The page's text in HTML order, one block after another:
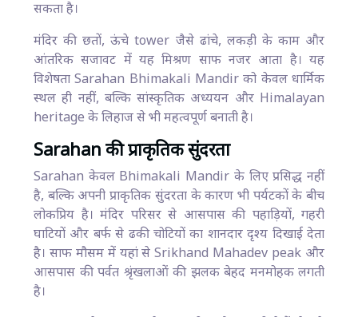
सकता है।
मंदिर की छतों, ऊंचे tower जैसे ढांचे, लकड़ी के काम और
आंतरिक सजावट में यह मिश्रण साफ नजर आता है। यह
विशेषता Sarahan Bhimakali Mandir को केवल धार्मिक
स्थल ही नहीं, बल्कि सांस्कृतिक अध्ययन और Himalayan
heritage के लिहाज से भी महत्वपूर्ण बनाती है।
Sarahan की प्राकृतिक सुंदरता
Sarahan केवल Bhimakali Mandir के लिए प्रसिद्ध नहीं
है, बल्कि अपनी प्राकृतिक सुंदरता के कारण भी पर्यटकों के बीच
लोकप्रिय है। मंदिर परिसर से आसपास की पहाड़ियों, गहरी
घाटियों और बर्फ से ढकी चोटियों का शानदार दृश्य दिखाई देता
है। साफ मौसम में यहां से Srikhand Mahadev peak और
आसपास की पर्वत श्रृंखलाओं की झलक बेहद मनमोहक लगती
है।